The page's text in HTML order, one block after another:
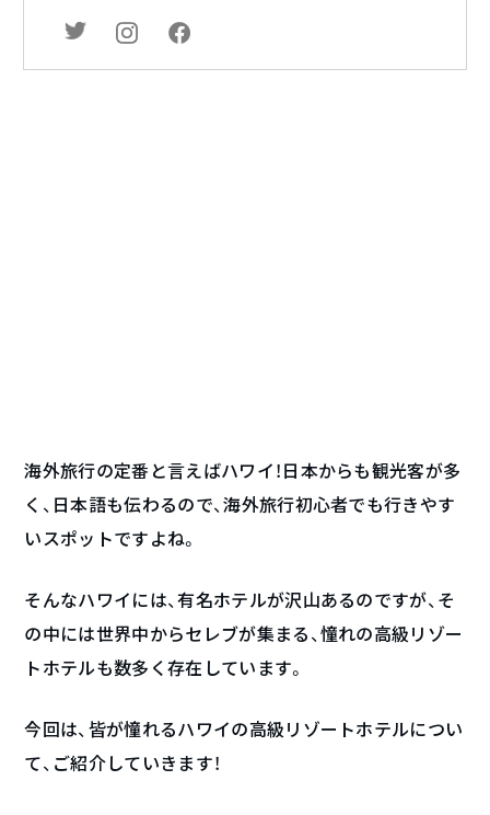
海外旅行の定番と言えばハワイ！日本からも観光客が多
く、日本語も伝わるので、海外旅行初心者でも行きやす
いスポットですよね。
そんなハワイには、有名ホテルが沢山あるのですが、そ
の中には世界中からセレブが集まる、憧れの高級リゾー
トホテルも数多く存在しています。
今回は、皆が憧れるハワイの高級リゾートホテルについ
て、ご紹介していきます！